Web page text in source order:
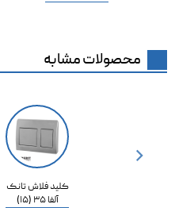
محصولات مشابه

کلید فلاش تانک
آلفا 35 (15)